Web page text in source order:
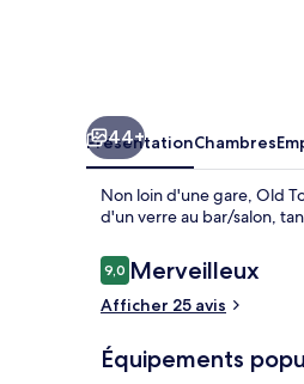
44+
PrésentationChambres
Non loin d'une gare, Old
d'un verre au bar/salon,
Avis
voyageurs
9,09,0 sur 10
Merveilleux
Afficher 25 avis
Équipements